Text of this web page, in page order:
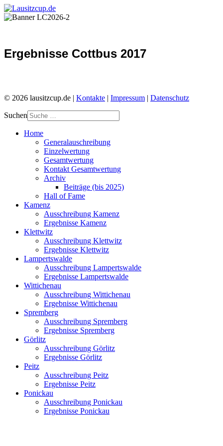
Ergebnisse Cottbus 2017
© 2026 lausitzcup.de | Kontakte | Impressum | Datenschutz
Suchen
Home
Generalauschreibung
Einzelwertung
Gesamtwertung
Kontakt Gesamtwertung
Archiv
Beiträge (bis 2025)
Hall of Fame
Kamenz
Ausschreibung Kamenz
Ergebnisse Kamenz
Klettwitz
Ausschreibung Klettwitz
Ergebnisse Klettwitz
Lampertswalde
Ausschreibung Lampertswalde
Ergebnisse Lampertswalde
Wittichenau
Ausschreibung Wittichenau
Ergebnisse Wittichenau
Spremberg
Ausschreibung Spremberg
Ergebnisse Spremberg
Görlitz
Ausschreibung Görlitz
Ergebnisse Görlitz
Peitz
Ausschreibung Peitz
Ergebnisse Peitz
Ponickau
Ausschreibung Ponickau
Ergebnisse Ponickau